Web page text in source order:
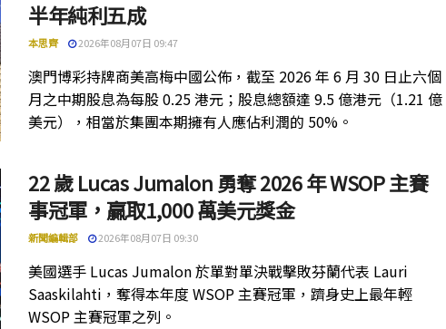
半年純利五成
本思齊 2026年08月07日 09:47
澳門博彩持牌商美高梅中國公佈，截至 2026 年 6 月 30 日止六個
月之中期股息為每股 0.25 港元；股息總額達 9.5 億港元（1.21 億
美元），相當於集團本期擁有人應佔利潤的 50%。
22 歲 Lucas Jumalon 勇奪 2026 年 WSOP 主賽
事冠軍，贏取1,000 萬美元獎金
新聞編輯部 2026年08月07日 09:30
美國選手 Lucas Jumalon 於單對單決戰擊敗芬蘭代表 Lauri
Saaskilahti，奪得本年度 WSOP 主賽冠軍，躋身史上最年輕
WSOP 主賽冠軍之列。